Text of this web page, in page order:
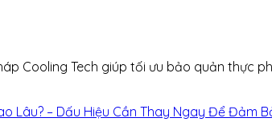
Cooling Tech giúp tối ưu bảo quản thực